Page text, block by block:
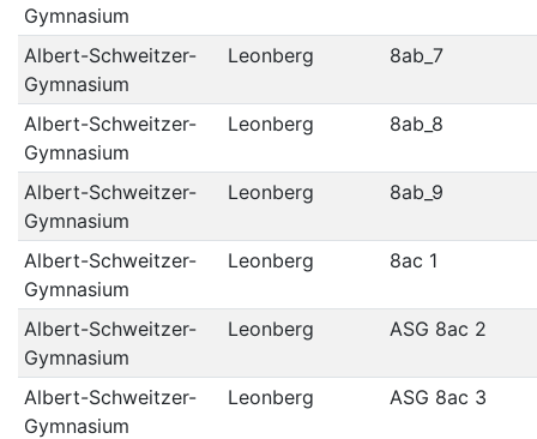
Gymnasium
Albert-Schweitzer-
Gymnasium
Leonberg 8ab_7
Albert-Schweitzer-
Gymnasium
Leonberg 8ab_8
Albert-Schweitzer-
Gymnasium
Leonberg 8ab_9
Albert-Schweitzer-
Gymnasium
Leonberg 8ac 1
Albert-Schweitzer-
Gymnasium
Leonberg ASG 8ac 2
Albert-Schweitzer-
Gymnasium
Leonberg ASG 8ac 3